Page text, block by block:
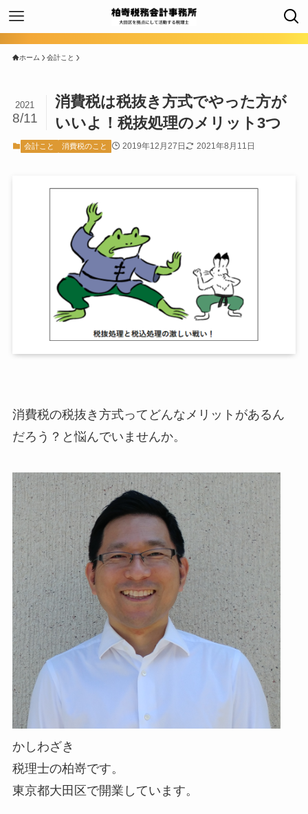
ホーム 会計こと
消費税は税抜き方式でやった方が
いいよ！税抜処理のメリット3つ
2021
8/11
会計こと 消費税のこと 2019年12月27日 2021年8月11日
消費税の税抜き方式ってどんなメリットがあるん
だろう？と悩んでいませんか。
かしわざき
税理士の柏嵜です。
東京都大田区で開業しています。